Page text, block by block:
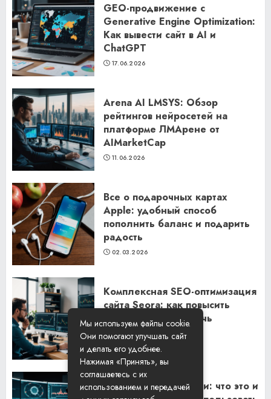
GEO-продвижение с
Generative Engine Optimization:
Как вывести сайт в AI и
ChatGPT
17.06.2026
Arena AI LMSYS: Обзор
рейтингов нейросетей на
платформе ЛМАрене от
AIMarketCap
11.06.2026
Все о подарочных картах
Apple: удобный способ
пополнить баланс и подарить
радость
02.03.2026
Комплексная SEO-оптимизация
сайта Seora: как повысить
видимость и привлечь
клиентов
06.02.2026
Резидентские прокси: что это и
Мы используем файлы cookie.
Они помогают улучшать сайт
и делать его удобнее.
Нажимая «Принять», вы
соглашаетесь с их
использованием и передачей